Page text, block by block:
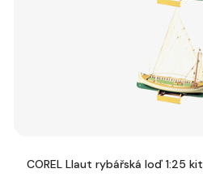
COREL Llaut rybářská loď 1:25 kit